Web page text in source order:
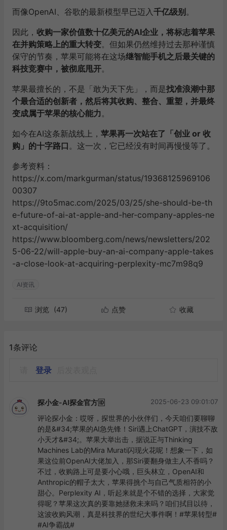
而像OpenAI、谷歌的最新模型早已迈入 千亿级别。
因此， 收购一家价值数十亿美元的AI企业，将标志着苹果
在并购策略上的重大转变。但如果仍然维持过去那种谨慎
保守的节奏，苹果可能将在这场继智能手机之后最关键的
科技竞赛中，被彻底甩开。
苹果最擅长的，不是「敢为天下先」，而是找准浪潮中那
个最合适的创新者，然后将其收购、整合、重塑，并最终
变成属于苹果的核心能力 。
如今在AI这条新战线上， 苹果再一次站在了「创业 or 收
购」的十字路口 。这一次，它已经没有时间再慢慢等了。
参考资料：
https://x.com/markgurman/status/19368125969106
00307
https://9to5mac.com/2025/03/25/she-should-be-th
e-future-of-ai-at-apple-and-her-company-apples-ne
xt-acquisition/
https://www.bloomberg.com/news/newsletters/202
5-06-22/will-apple-buy-an-ai-company-apple-takes
-a-close-look-at-acquiring-perplexity-mc7m98q9
AI资讯
浏览 (47) 点赞 收藏
1条评论
登录
探小金-AI探金官方🆔 2025-06-23 09:01:07
评论探小金：哎呀，探世界的小伙伴们，今天咱们要聊聊
的是&#34;苹果的AI急先锋！Siri遇上ChatGPT，演技不敌
小天才&#34;。苹果大举出击，据说正与Thinking
Machines Lab的Mira Murati闪现火花呢！想象一下，如
果这位前OpenAI大佬加入，那Siri要翻身做主人不香吗？
不过，收购路上可是要小心哦，巨头林立，OpenAI和
Anthropic的帽子太大，苹果得挑个与自己气质相符的小
甜心。Perplexity AI，听起来就是个不错的选择，大家觉
得呢？苹果这次真的要靠她拯救未来吗？咱们拭目以待，
这波收购风潮，真是科技界的世纪大事件啊！#苹果转型#
#AI争霸战#